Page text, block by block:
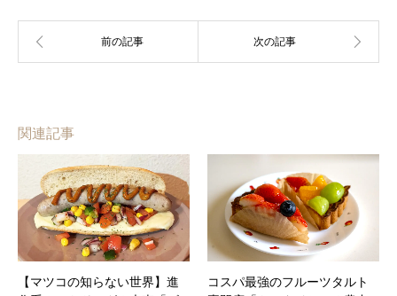
関連記事
【マツコの知らない世界】進
コスパ最強の⁡フルーツタルト